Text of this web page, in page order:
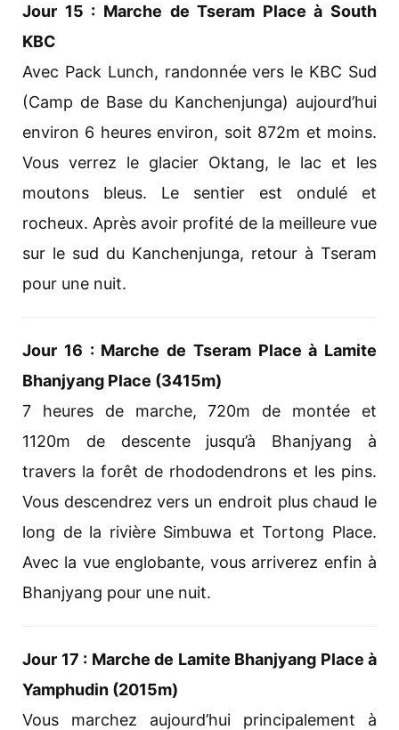
Jour 15 : Marche de Tseram Place à South
KBC
Avec Pack Lunch, randonnée vers le KBC Sud
(Camp de Base du Kanchenjunga) aujourd’hui
environ 6 heures environ, soit 872m et moins.
Vous verrez le glacier Oktang, le lac et les
moutons bleus. Le sentier est ondulé et
rocheux. Après avoir profité de la meilleure vue
sur le sud du Kanchenjunga, retour à Tseram
pour une nuit.
Jour 16 : Marche de Tseram Place à Lamite
Bhanjyang Place (3415m)
7 heures de marche, 720m de montée et
1120m de descente jusqu’à Bhanjyang à
travers la forêt de rhododendrons et les pins.
Vous descendrez vers un endroit plus chaud le
long de la rivière Simbuwa et Tortong Place.
Avec la vue englobante, vous arriverez enfin à
Bhanjyang pour une nuit.
Jour 17 : Marche de Lamite Bhanjyang Place à
Yamphudin (2015m)
Vous marchez aujourd’hui principalement à